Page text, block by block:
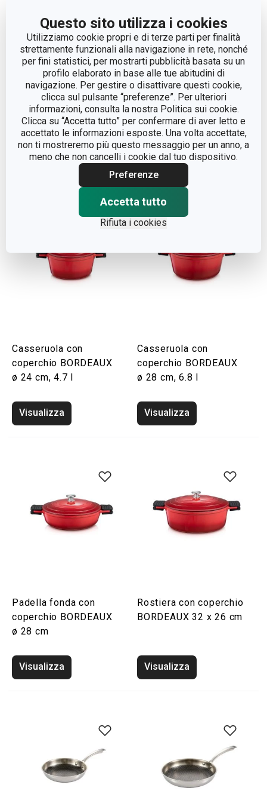
Questo sito utilizza i cookies
Utilizziamo cookie propri e di terze parti per finalità
strettamente funzionali alla navigazione in rete, nonché
per fini statistici, per mostrarti pubblicità basata su un
profilo elaborato in base alle tue abitudini di
navigazione. Per gestire o disattivare questi cookie,
clicca sul pulsante “preferenze”. Per ulteriori
informazioni, consulta la nostra Politica sui cookie.
Clicca su “Accetta tutto” per confermare di aver letto e
accettato le informazioni esposte. Una volta accettate,
non ti mostreremo più questo messaggio per un anno, a
meno che non cancelli i cookie dal tuo dispositivo.
Preferenze
Accetta tutto
Rifiuta i cookies
Casseruola con
coperchio BORDEAUX
ø 16 cm, 1.5 l
Visualizza
Casseruola con
coperchio BORDEAUX
ø 20 cm, 2.7 l
Visualizza
Casseruola con
coperchio BORDEAUX
ø 24 cm, 4.7 l
Visualizza
Casseruola con
coperchio BORDEAUX
ø 28 cm, 6.8 l
Visualizza
Padella fonda con
coperchio BORDEAUX
ø 28 cm
Visualizza
Rostiera con coperchio
BORDEAUX 32 x 26 cm
Visualizza